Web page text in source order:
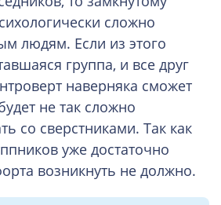
сложно
людям. Если из этого
группа, и все друг
наверняка сможет
не так сложно
со сверстниками. Так как
уже достаточно
возникнуть не должно.